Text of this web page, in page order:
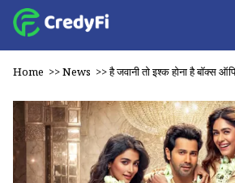
Home >>News >>है जवानी तो इश्क होना है बॉक्स